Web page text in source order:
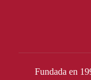
Fundada en